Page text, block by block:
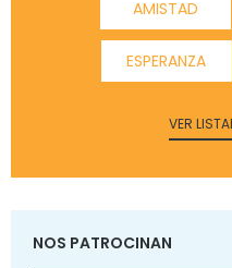
AMISTAD
ESPERANZA
VER
NOS PATROCINAN